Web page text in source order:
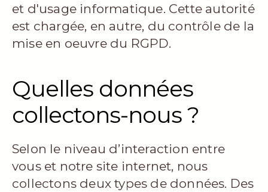
et d'usage informatique. Cette autorité
est chargée, en autre, du contrôle de la
mise en oeuvre du RGPD.
Quelles données
collectons-nous ?
Selon le niveau d’interaction entre
vous et notre site internet, nous
collectons deux types de données. Des